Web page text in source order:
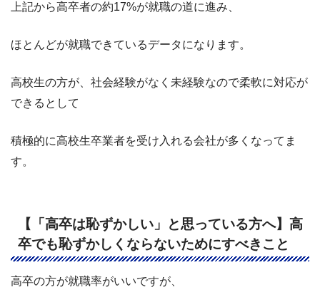
上記から高卒者の約17%が就職の道に進み、
ほとんどが就職できているデータになります。
高校生の方が、社会経験がなく未経験なので柔軟に対応が
できるとして
積極的に高校生卒業者を受け入れる会社が多くなってま
す。
【「高卒は恥ずかしい」と思っている方へ】高
卒でも恥ずかしくならないためにすべきこと
高卒の方が就職率がいいですが、